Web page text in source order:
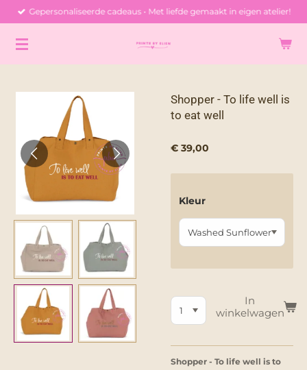
naar
Gepersonaliseerde cadeaus • Met liefde gemaakt in eigen atelier!
Shopper - To life well is
to eat well
€ 39,00
Kleur
In
winkelwagen
Shopper - To life well is to